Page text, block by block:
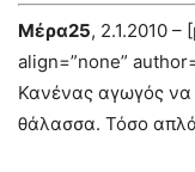
Μέρα25, 2.1.2010
align=”none”
Κανένας αγωγός να
θάλασσα. Τόσο